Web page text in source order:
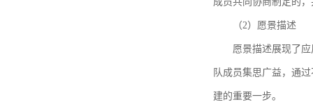
（2）愿景描述
愿景描述展现了
队成员集思广益，通
建的重要一步。